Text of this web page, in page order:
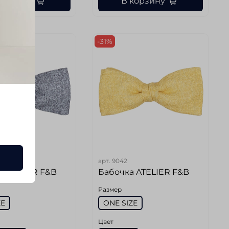
F&B
-31%
арт. 9042
Бабочка ATELIER F&B
Размер
ONE SIZE
Цвет